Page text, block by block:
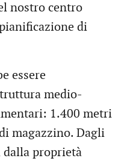
nostro centro
di
essere
medio-
1.400 metri
magazzino. Dagli
dalla proprietà